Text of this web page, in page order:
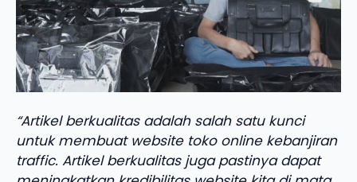
“Artikel berkualitas adalah salah satu kunci
untuk membuat website toko online kebanjiran
traffic. Artikel berkualitas juga pastinya dapat